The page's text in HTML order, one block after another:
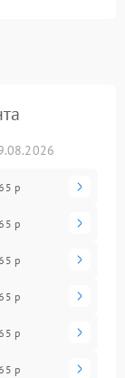
р
р
р
р
р
р